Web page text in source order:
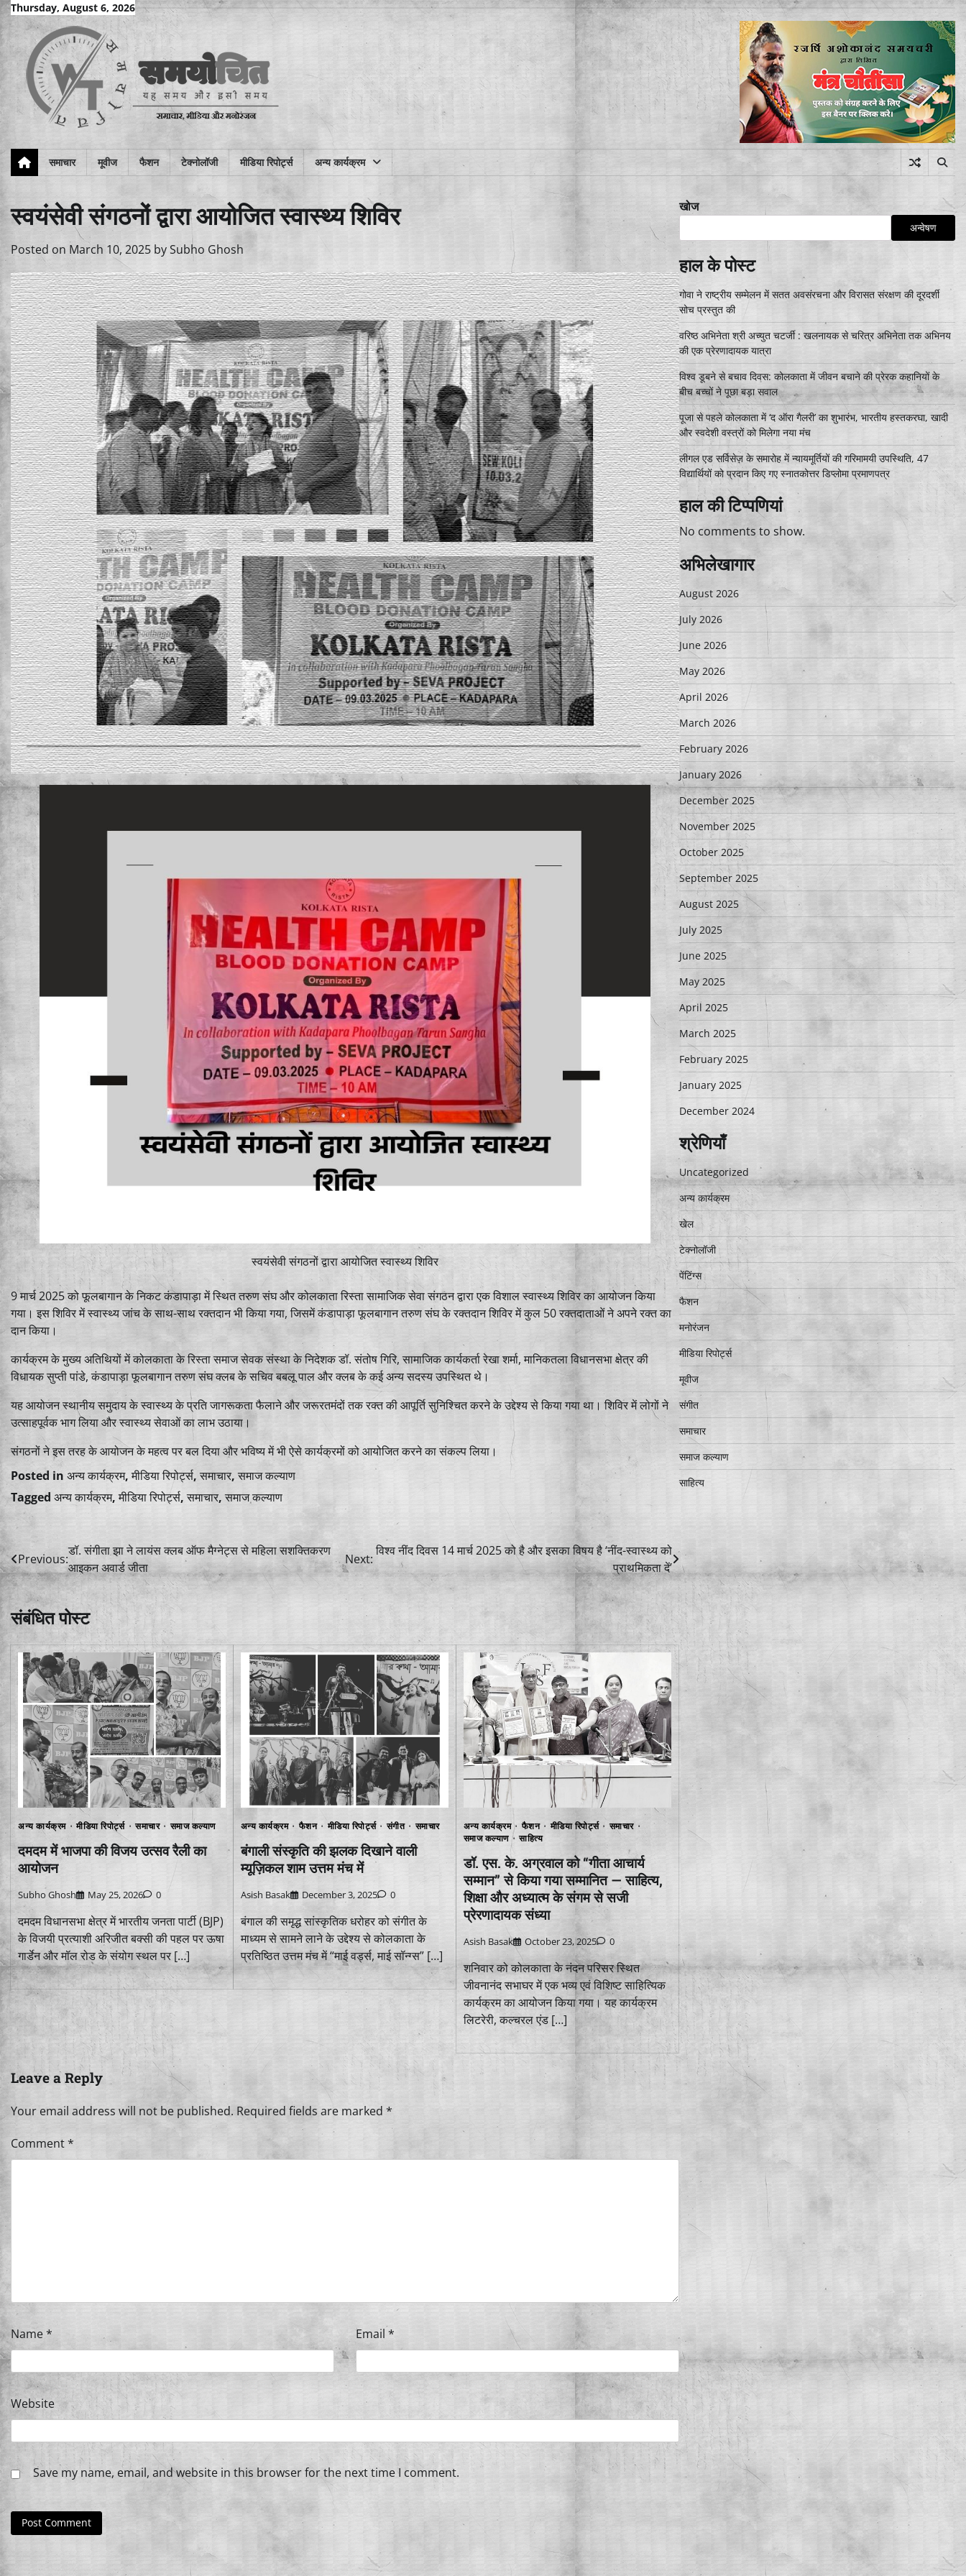
Skip
to
content
Thursday, August 6, 2026
समाचार मूवीज फैशन टेक्नोलॉजी मीडिया रिपोर्ट्स अन्य कार्यक्रम
स्वयंसेवी संगठनों द्वारा आयोजित स्वास्थ्य शिविर
Posted on March 10, 2025 bySubho Ghosh
स्वयंसेवी संगठनों द्वारा आयोजित स्वास्थ्य शिविर
9 मार्च 2025 को फूलबागान के निकट कंडापाड़ा में स्थित तरुण संघ और कोलकाता रिस्ता सामाजिक सेवा संगठन द्वारा एक विशाल स्वास्थ्य शिविर का आयोजन किया
गया। इस शिविर में स्वास्थ्य जांच के साथ-साथ रक्तदान भी किया गया, जिसमें कंडापाड़ा फूलबागान तरुण संघ के रक्तदान शिविर में कुल 50 रक्तदाताओं ने अपने रक्त का
दान किया।
कार्यक्रम के मुख्य अतिथियों में कोलकाता के रिस्ता समाज सेवक संस्था के निदेशक डॉ. संतोष गिरि, सामाजिक कार्यकर्ता रेखा शर्मा, मानिकतला विधानसभा क्षेत्र की
विधायक सुप्ती पांडे, कंडापाड़ा फूलबागान तरुण संघ क्लब के सचिव बबलू पाल और क्लब के कई अन्य सदस्य उपस्थित थे।
यह आयोजन स्थानीय समुदाय के स्वास्थ्य के प्रति जागरूकता फैलाने और जरूरतमंदों तक रक्त की आपूर्ति सुनिश्चित करने के उद्देश्य से किया गया था। शिविर में लोगों ने
उत्साहपूर्वक भाग लिया और स्वास्थ्य सेवाओं का लाभ उठाया।
संगठनों ने इस तरह के आयोजन के महत्व पर बल दिया और भविष्य में भी ऐसे कार्यक्रमों को आयोजित करने का संकल्प लिया।
Posted in अन्य कार्यक्रम,मीडिया रिपोर्ट्स,समाचार,समाज कल्याण
Tagged अन्य कार्यक्रम,मीडिया रिपोर्ट्स,समाचार,समाज कल्याण
Post
navigation
Previous:
डॉ. संगीता झा ने लायंस क्लब ऑफ मैग्नेट्स से महिला सशक्तिकरण
आइकन अवार्ड जीता
Next:
विश्व नींद दिवस 14 मार्च 2025 को है और इसका विषय है ‘नींद-स्वास्थ्य को
प्राथमिकता दें’
संबंधित पोस्ट
अन्य कार्यक्रम मीडिया रिपोर्ट्स समाचार समाज कल्याण
दमदम में भाजपा की विजय उत्सव रैली का
आयोजन
Subho Ghosh May 25, 2026 0
दमदम विधानसभा क्षेत्र में भारतीय जनता पार्टी (BJP)
के विजयी प्रत्याशी अरिजीत बक्सी की पहल पर ऊषा
गार्डेन और मॉल रोड के संयोग स्थल पर […]
अन्य कार्यक्रम फैशन मीडिया रिपोर्ट्स संगीत समाचार
बंगाली संस्कृति की झलक दिखाने वाली
म्यूज़िकल शाम उत्तम मंच में
Asish Basak December 3, 2025 0
बंगाल की समृद्ध सांस्कृतिक धरोहर को संगीत के
माध्यम से सामने लाने के उद्देश्य से कोलकाता के
प्रतिष्ठित उत्तम मंच में “माई वर्ड्स, माई सॉन्ग्स” […]
अन्य कार्यक्रम फैशन मीडिया रिपोर्ट्स
समाचार
समाज कल्याण
साहित्य
डॉ. एस. के. अग्रवाल को “गीता आचार्य
सम्मान” से किया गया सम्मानित — साहित्य,
शिक्षा और अध्यात्म के संगम से सजी
प्रेरणादायक संध्या
Asish Basak October 23, 2025 0
शनिवार को कोलकाता के नंदन परिसर स्थित
जीवनानंद सभाघर में एक भव्य एवं विशिष्ट साहित्यिक
कार्यक्रम का आयोजन किया गया। यह कार्यक्रम
लिटरेरी, कल्चरल एंड […]
Leave a Reply
Your email address will not be published. Required fields are marked *
Comment*
Name* Email *
Website
Save my name, email, and website in this browser for the next time I comment.
खोज
अन्वेषण
हाल के पोस्ट
गोवा ने राष्ट्रीय सम्मेलन में सतत अवसंरचना और विरासत संरक्षण की दूरदर्शी
सोच प्रस्तुत की
वरिष्ठ अभिनेता श्री अच्युत चटर्जी : खलनायक से चरित्र अभिनेता तक अभिनय
की एक प्रेरणादायक यात्रा
विश्व डूबने से बचाव दिवस: कोलकाता में जीवन बचाने की प्रेरक कहानियों के
बीच बच्चों ने पूछा बड़ा सवाल
पूजा से पहले कोलकाता में ‘द ऑरा गैलरी’ का शुभारंभ, भारतीय हस्तकरघा, खादी
और स्वदेशी वस्त्रों को मिलेगा नया मंच
लीगल एड सर्विसेज़ के समारोह में न्यायमूर्तियों की गरिमामयी उपस्थिति, 47
विद्यार्थियों को प्रदान किए गए स्नातकोत्तर डिप्लोमा प्रमाणपत्र
हाल की टिप्पणियां
No comments to show.
अभिलेखागार
August 2026
July 2026
June 2026
May 2026
April 2026
March 2026
February 2026
January 2026
December 2025
November 2025
October 2025
September 2025
August 2025
July 2025
June 2025
May 2025
April 2025
March 2025
February 2025
January 2025
December 2024
श्रेणियाँ
Uncategorized
अन्य कार्यक्रम
खेल
टेक्नोलॉजी
पेंटिंग्स
फैशन
मनोरंजन
मीडिया रिपोर्ट्स
मूवीज
संगीत
समाचार
समाज कल्याण
साहित्य